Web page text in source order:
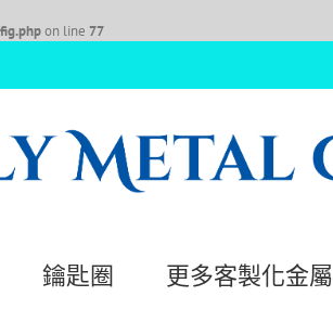
on line 77
鑰匙圈 更多客製化金屬